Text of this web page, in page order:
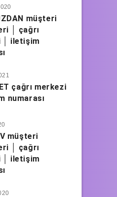
müşteri
│ çağrı
│ iletişim
çağrı merkezi
numarası
müşteri
│ çağrı
│ iletişim